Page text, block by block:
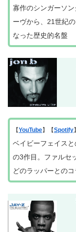
寡作のシンガーソ
ーヴから、21世紀
なった歴史的名盤
【YouTube】【Spotify
ベイビーフェイス
の3作目。ファルセ
どのラッパーとのコ